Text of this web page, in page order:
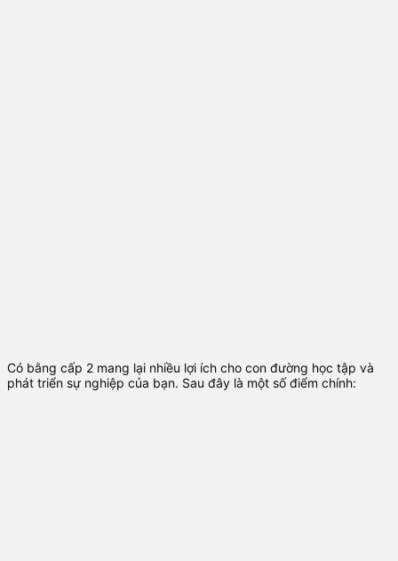
Có bằng cấp 2 mang lại nhiều lợi ích cho con đường học tập và
phát triển sự nghiệp của bạn. Sau đây là một số điểm chính: